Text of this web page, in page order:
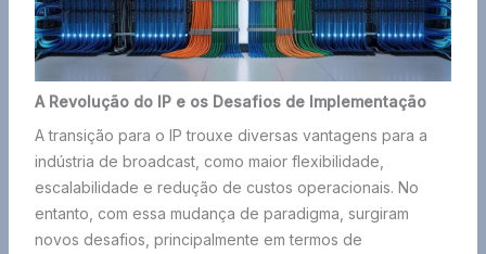
A Revolução do IP e os Desafios de Implementação
A transição para o IP trouxe diversas vantagens para a
indústria de broadcast, como maior flexibilidade,
escalabilidade e redução de custos operacionais. No
entanto, com essa mudança de paradigma, surgiram
novos desafios, principalmente em termos de